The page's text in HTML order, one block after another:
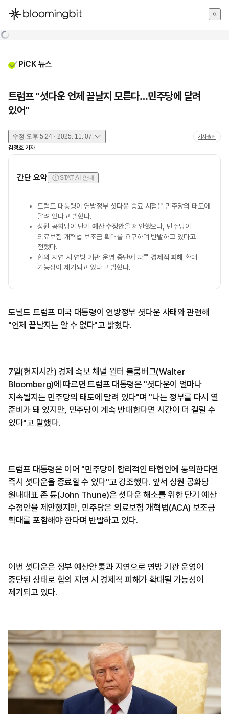
한국어
PiCK 뉴스
트럼프 "셧다운 언제 끝날지 모른다…민주당에 달려
있어"
수정 오후 5:24 · 2025. 11. 07. 기사출처
김정호 기자
간단 요약 STAT AI 안내
트럼프 대통령이 연방정부셧다운종료 시점은 민주당의 태도에
달려 있다고 밝혔다.
상원 공화당이 단기예산 수정안을 제안했으나, 민주당이
의료보험 개혁법 보조금 확대를 요구하며 반발하고 있다고
전했다.
합의 지연 시 연방 기관 운영 중단에 따른 경제적 피해 확대
가능성이 제기되고 있다고 밝혔다.
도널드 트럼프 미국 대통령이 연방정부 셧다운 사태와 관련해
"언제 끝날지는 알 수 없다"고 밝혔다.
7일(현지시간) 경제 속보 채널 월터 블룸버그(Walter
Bloomberg)에 따르면 트럼프 대통령은 "셧다운이 얼마나
지속될지는 민주당의 태도에 달려 있다"며 "나는 정부를 다시 열
준비가 돼 있지만, 민주당이 계속 반대한다면 시간이 더 걸릴 수
있다"고 말했다.
트럼프 대통령은 이어 "민주당이 합리적인 타협안에 동의한다면
즉시 셧다운을 종료할 수 있다"고 강조했다. 앞서 상원 공화당
원내대표 존 튠(John Thune)은 셧다운 해소를 위한 단기 예산
수정안을 제안했지만, 민주당은 의료보험 개혁법(ACA) 보조금
확대를 포함해야 한다며 반발하고 있다.
이번 셧다운은 정부 예산안 통과 지연으로 연방 기관 운영이
중단된 상태로 합의 지연 시 경제적 피해가 확대될 가능성이
제기되고 있다.